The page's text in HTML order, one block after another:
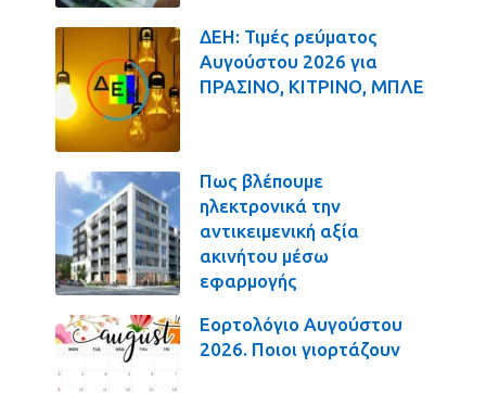
ΔΕΗ: Τιμές ρεύματος
Αυγούστου 2026 για
ΠΡΑΣΙΝΟ, ΚΙΤΡΙΝΟ, ΜΠΛΕ
Πως βλέπουμε
ηλεκτρονικά την
αντικειμενική αξία
ακινήτου μέσω
εφαρμογής
Εορτολόγιο Αυγούστου
2026. Ποιοι γιορτάζουν